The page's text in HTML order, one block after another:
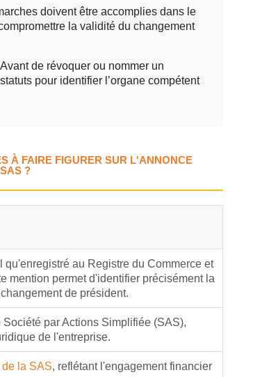
doivent être accomplies dans le
la validité du changement
Avant de révoquer ou nommer un
pour identifier l’organe compétent
À FAIRE FIGURER SUR L'ANNONCE
?
qu'enregistré au Registre du Commerce et
mention permet d'identifier précisément la
de président.
Société par Actions Simplifiée (SAS),
de l'entreprise.
la SAS, reflétant l'engagement financier